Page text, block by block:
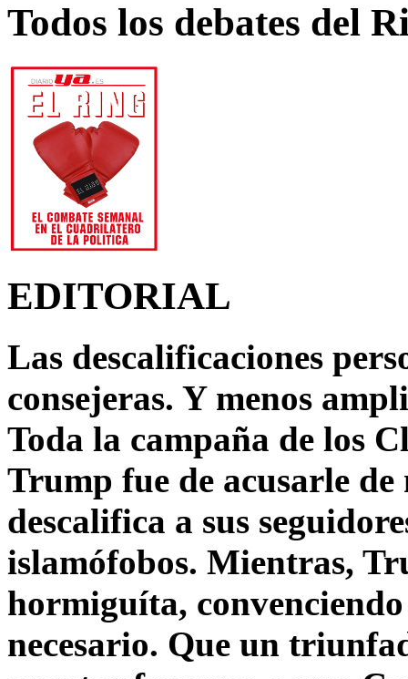
Todos los debates del
EDITORIAL
Las descalificaciones
consejeras. Y menos
Toda la campaña de los
Trump fue de acusarle
descalifica a sus
islamófobos. Mientras,
hormiguíta,
necesario. Que un